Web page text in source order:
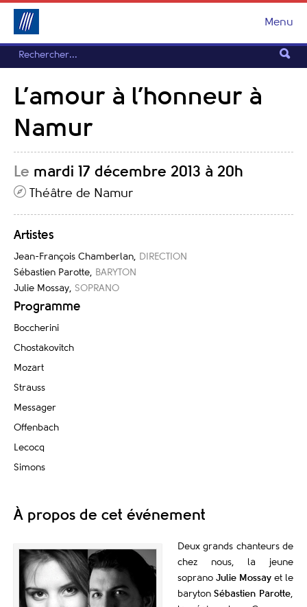
Menu
L’amour à l’honneur à
Namur
Le mardi 17 décembre 2013 à 20h
Théâtre de Namur
Artistes
Jean-François Chamberlan, DIRECTION
Sébastien Parotte, BARYTON
Julie Mossay, SOPRANO
Programme
Boccherini
Chostakovitch
Mozart
Strauss
Messager
Offenbach
Lecocq
Simons
À propos de cet événement
Deux grands chanteurs de
chez nous, la jeune
soprano Julie Mossayet le
barytonSébastien Parotte,